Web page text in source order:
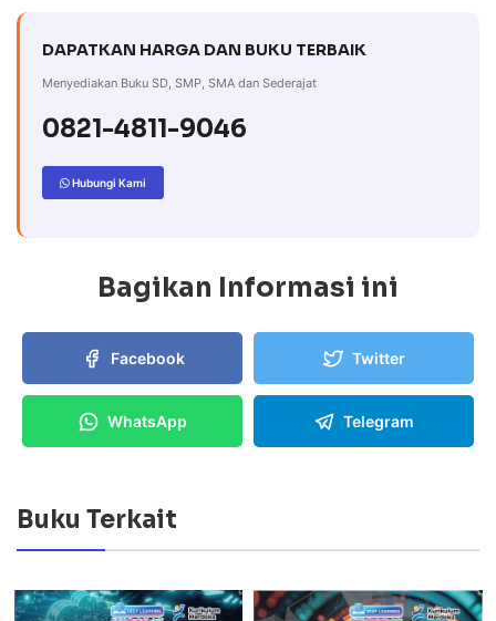
DAPATKAN HARGA DAN BUKU TERBAIK
Menyediakan Buku SD, SMP, SMA dan Sederajat
0821-4811-9046
Hubungi Kami
Bagikan Informasi ini
Facebook Twitter
WhatsApp Telegram
Buku Terkait